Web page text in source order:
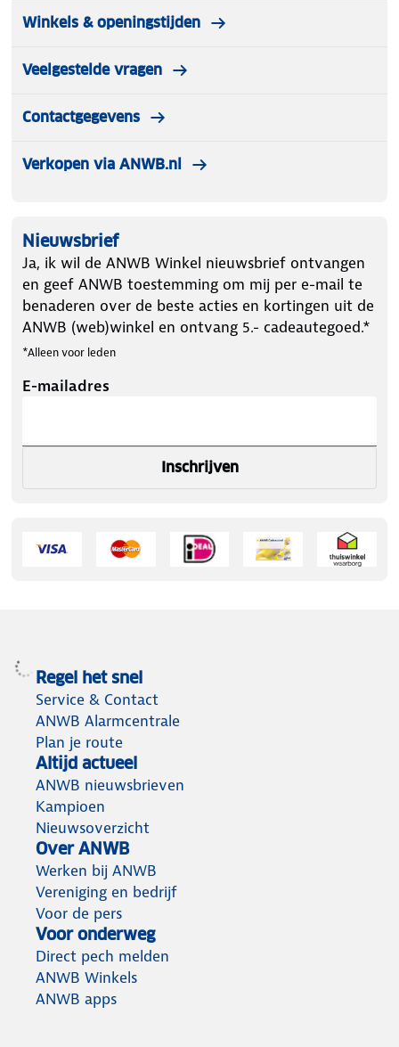
Winkels & openingstijden
Veelgestelde vragen
Contactgegevens
Verkopen via ANWB.nl
Nieuwsbrief
Ja, ik wil de ANWB Winkel nieuwsbrief ontvangen
en geef ANWB toestemming om mij per e-mail te
benaderen over de beste acties en kortingen uit de
ANWB (web)winkel en ontvang 5.- cadeautegoed.*
*Alleen voor leden
E-mailadres
Inschrijven
Regel het snel
Service & Contact
ANWB Alarmcentrale
Plan je route
Altijd actueel
ANWB nieuwsbrieven
Kampioen
Nieuwsoverzicht
Over ANWB
Werken bij ANWB
Vereniging en bedrijf
Voor de pers
Voor onderweg
Direct pech melden
ANWB Winkels
ANWB apps